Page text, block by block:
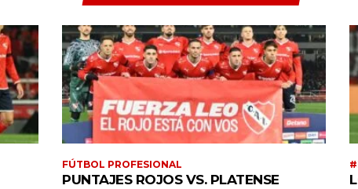
FÚTBOL PROFESIONAL
PUNTAJES ROJOS VS. PLATENSE